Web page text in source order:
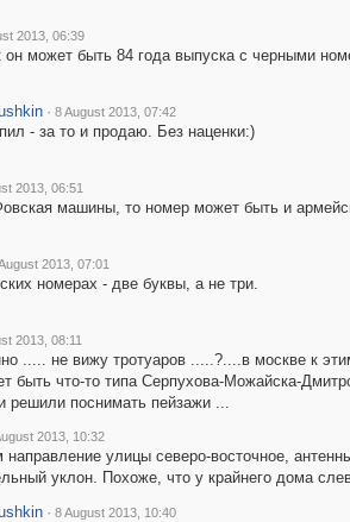
2013, 06:39
он может быть 84 года выпуска с черными
· 8 August 2013, 07:42
- за то и продаю. Без наценки:)
2013, 06:51
машины, то номер может быть и
2013, 07:01
номерах - две буквы, а не три.
2013, 08:11
..... не вижу тротуаров .....?....в москве к
быть что-то типа Серпухова-Можайска-
решили поснимать пейзажи ...
2013, 10:32
улицы северо-восточное,
уклон. Похоже, что у крайнего дома
· 8 August 2013, 10:40